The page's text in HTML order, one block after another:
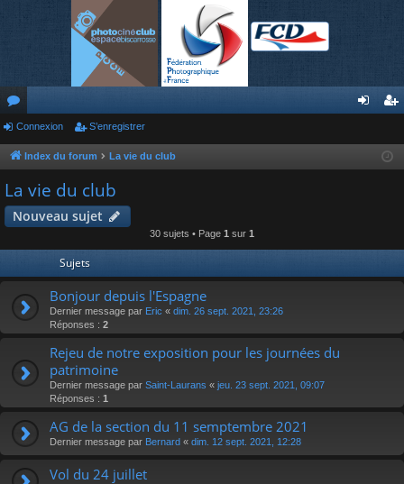
or
u
m
s
nr
Connexion S’enregistrer
Index du forum La vie du club
La vie du club
Nouveau sujet
30 sujets • Page 1 sur 1
Sujets
Bonjour depuis l'Espagne
Dernier message par Eric « dim. 26 sept. 2021, 23:26
Réponses : 2
Rejeu de notre exposition pour les journées du
patrimoine
Dernier message par Saint-Laurans « jeu. 23 sept. 2021, 09:07
Réponses : 1
AG de la section du 11 semptembre 2021
Dernier message par Bernard « dim. 12 sept. 2021, 12:28
Vol du 24 juillet